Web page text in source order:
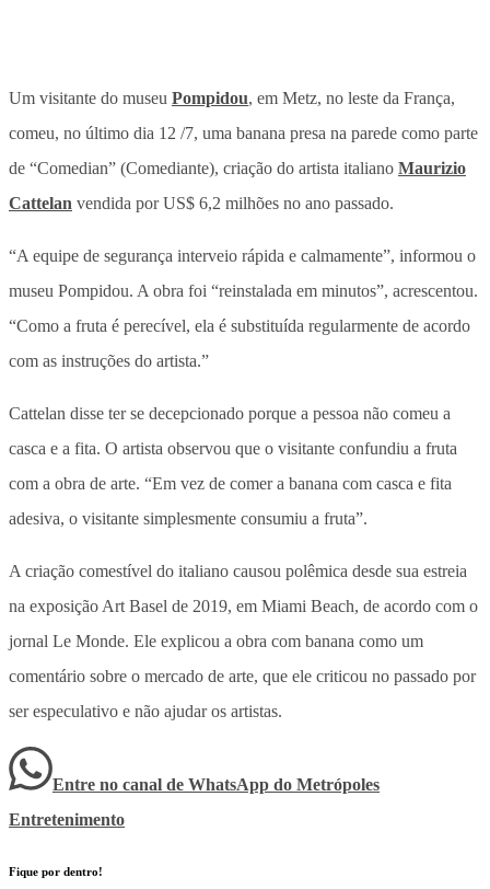
Um visitante do museu Pompidou, em Metz, no leste da França,
comeu, no último dia 12 /7, uma banana presa na parede como parte
de “Comedian” (Comediante), criação do artista italiano Maurizio
Cattelan vendida por US$ 6,2 milhões no ano passado.
“A equipe de segurança interveio rápida e calmamente”, informou o
museu Pompidou. A obra foi “reinstalada em minutos”, acrescentou.
“Como a fruta é perecível, ela é substituída regularmente de acordo
com as instruções do artista.”
Cattelan disse ter se decepcionado porque a pessoa não comeu a
casca e a fita. O artista observou que o visitante confundiu a fruta
com a obra de arte. “Em vez de comer a banana com casca e fita
adesiva, o visitante simplesmente consumiu a fruta”.
A criação comestível do italiano causou polêmica desde sua estreia
na exposição Art Basel de 2019, em Miami Beach, de acordo com o
jornal Le Monde. Ele explicou a obra com banana como um
comentário sobre o mercado de arte, que ele criticou no passado por
ser especulativo e não ajudar os artistas.
Entre no canal de WhatsApp do Metrópoles
Entretenimento
Fique por dentro!